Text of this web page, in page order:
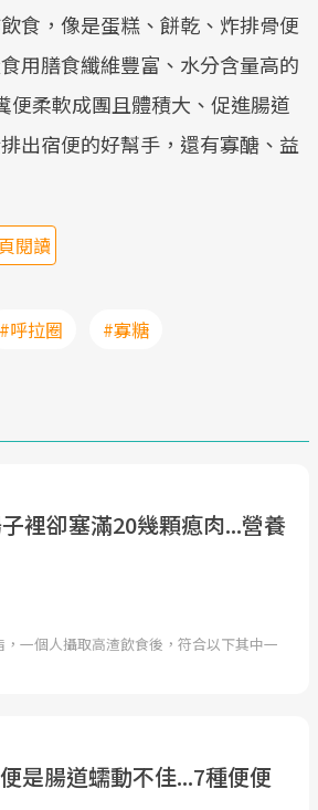
食，像是蛋糕、餅乾、炸排骨便
用膳食纖維豐富、水分含量高的
便柔軟成團且體積大、促進腸道
出宿便的好幫手，還有寡醣、益
閱讀
#呼拉圈 #寡糖
裡卻塞滿20幾顆瘜肉...營養
一個人攝取高渣飲食後，符合以下其中一
是腸道蠕動不佳...7種便便